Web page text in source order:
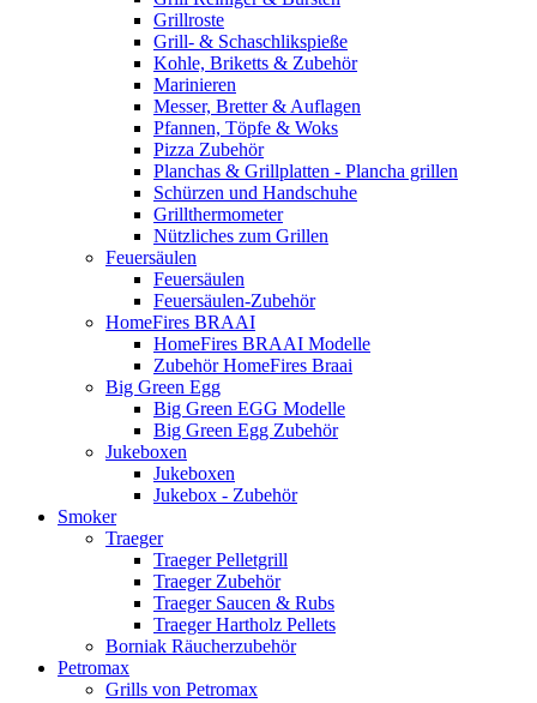
Grillroste
Grill- & Schaschlikspieße
Kohle, Briketts & Zubehör
Marinieren
Messer, Bretter & Auflagen
Pfannen, Töpfe & Woks
Pizza Zubehör
Planchas & Grillplatten - Plancha grillen
Schürzen und Handschuhe
Grillthermometer
Nützliches zum Grillen
Feuersäulen
Feuersäulen
Feuersäulen-Zubehör
HomeFires BRAAI
HomeFires BRAAI Modelle
Zubehör HomeFires Braai
Big Green Egg
Big Green EGG Modelle
Big Green Egg Zubehör
Jukeboxen
Jukeboxen
Jukebox - Zubehör
Smoker
Traeger
Traeger Pelletgrill
Traeger Zubehör
Traeger Saucen & Rubs
Traeger Hartholz Pellets
Borniak Räucherzubehör
Petromax
Grills von Petromax